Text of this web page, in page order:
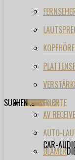
TESTBERICHTE
AV
AUTO-
CAR-
BEAMER
FORUM
FILME
VIDEOS
HERSTELLER
EVENT
SUCHEN ...